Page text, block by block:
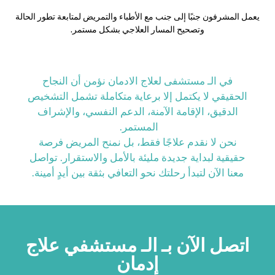
يعمل المشرفون جنبًا إلى جنب مع الأطباء والتمريض لمتابعة تطور الحالة
وتصحيح المسار العلاجي بشكل مستمر.
في الـ مستشفى لعلاج الادمان نؤمن أن النجاح
الحقيقي لا يكتمل إلا برعاية متكاملة تشمل التشخيص
الدقيق، الإقامة الآمنة، الدعم النفسي، والإشراف
المستمر.
نحن لا نقدم علاجًا فقط، بل نمنح المريض فرصة
حقيقية لبداية جديدة مليئة بالأمل والاستقرار. تواصل
معنا الآن لتبدأ رحلتك نحو التعافي بثقة بين أيدٍ أمينة.
اتصل الآن بـ الـ مستشفي علاج
إدمان